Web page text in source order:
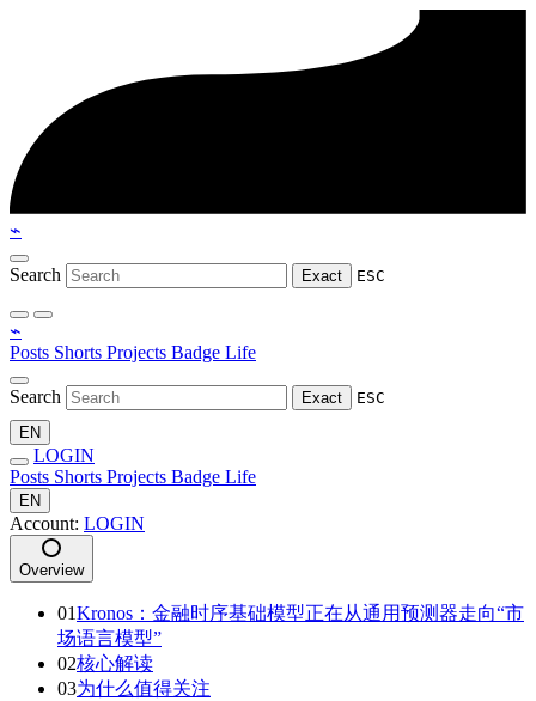
⌁
Search Exact ESC
⌁
Posts Shorts Projects Badge Life
Search Exact
ESC
EN
LOGIN
Posts Shorts Projects Badge Life
EN
Account: LOGIN
Overview
01Kronos：金融时序基础模型正在从通用预测器走向“市
场语言模型”
02核心解读
03为什么值得关注